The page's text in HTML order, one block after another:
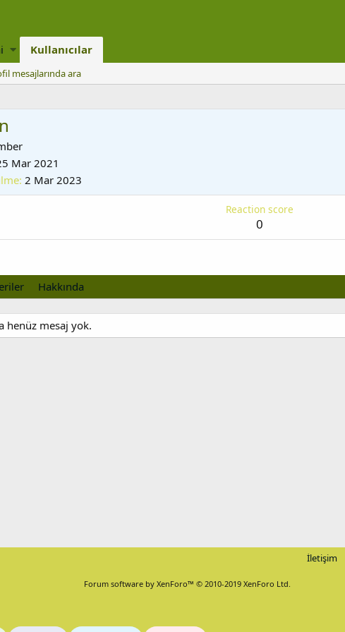
Kullanıcılar
mesajlarında ara
Mar 2021
2 Mar 2023
Reaction score
0
Hakkında
henüz mesaj yok.
İletişim
Forum software by XenForo™ © 2010-2019 XenForo Ltd.